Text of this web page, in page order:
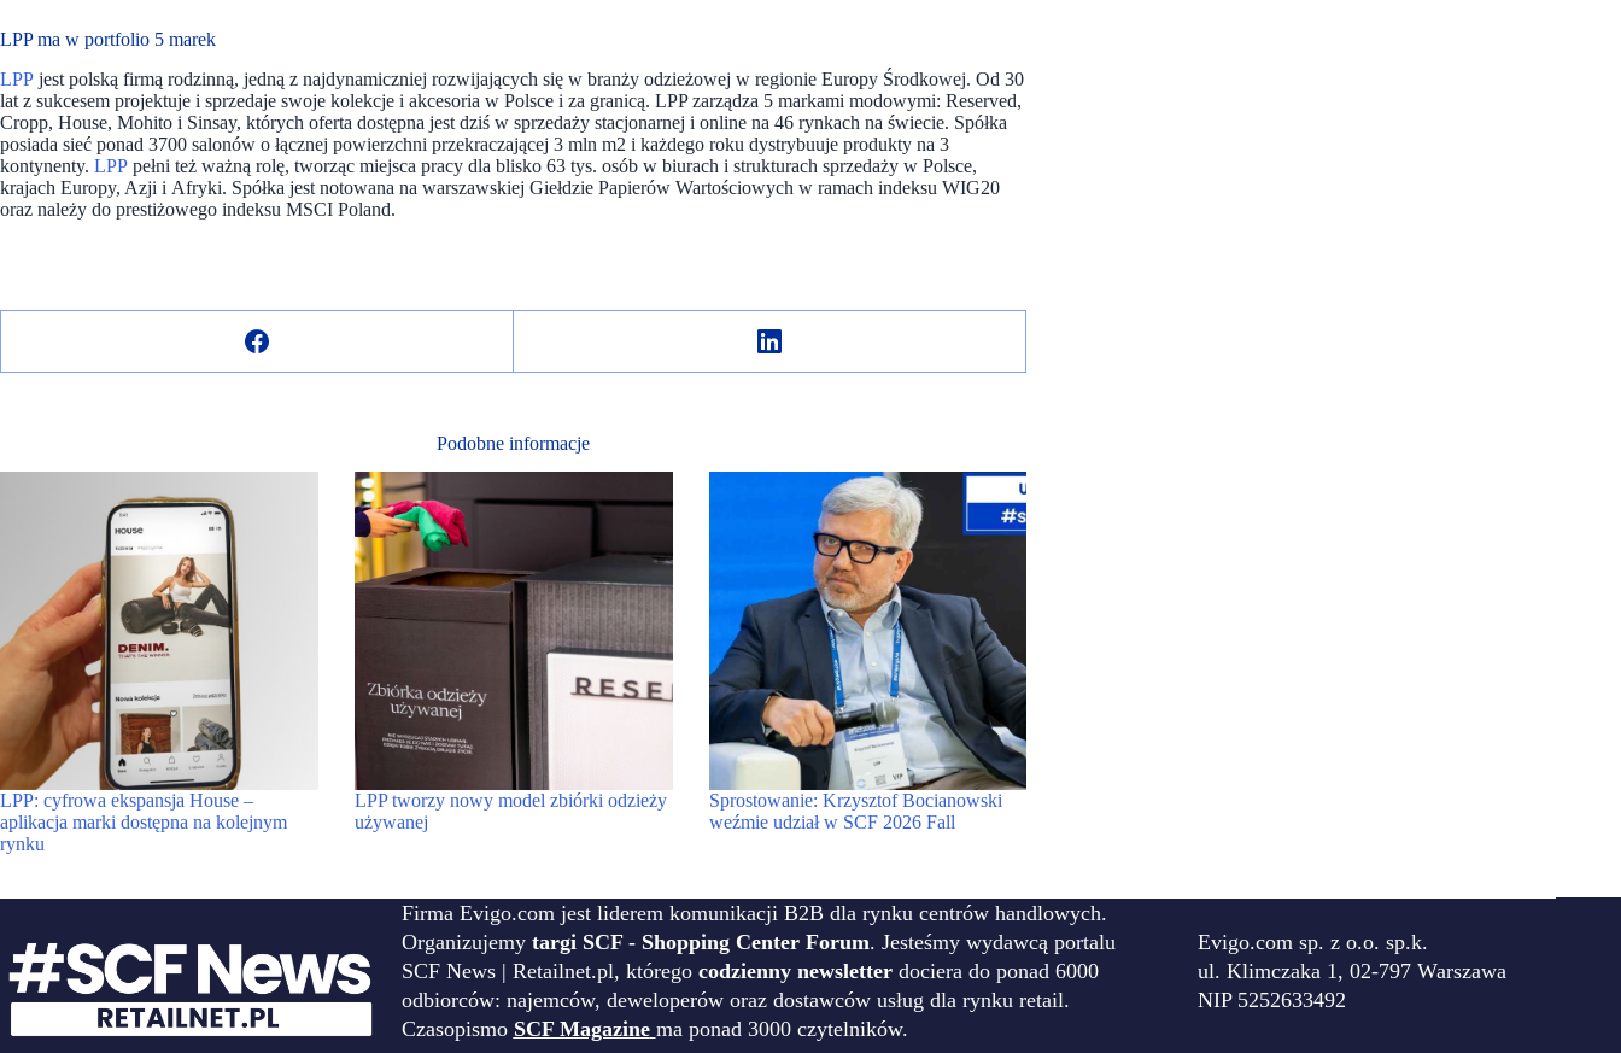
LPP ma w portfolio 5 marek
LPP jest polską firmą rodzinną, jedną z najdynamiczniej rozwijających się w branży odzieżowej w regionie Europy Środkowej. Od 30
lat z sukcesem projektuje i sprzedaje swoje kolekcje i akcesoria w Polsce i za granicą. LPP zarządza 5 markami modowymi: Reserved,
Cropp, House, Mohito i Sinsay, których oferta dostępna jest dziś w sprzedaży stacjonarnej i online na 46 rynkach na świecie. Spółka
posiada sieć ponad 3700 salonów o łącznej powierzchni przekraczającej 3 mln m2 i każdego roku dystrybuuje produkty na 3
kontynenty. LPP pełni też ważną rolę, tworząc miejsca pracy dla blisko 63 tys. osób w biurach i strukturach sprzedaży w Polsce,
krajach Europy, Azji i Afryki. Spółka jest notowana na warszawskiej Giełdzie Papierów Wartościowych w ramach indeksu WIG20
oraz należy do prestiżowego indeksu MSCI Poland.
Podobne informacje
LPP: cyfrowa ekspansja House –
aplikacja marki dostępna na kolejnym
rynku
LPP tworzy nowy model zbiórki odzieży
używanej
Sprostowanie: Krzysztof Bocianowski
weźmie udział w SCF 2026 Fall
Firma Evigo.com jest liderem komunikacji B2B dla rynku centrów handlowych.
Organizujemy targi SCF - Shopping Center Forum. Jesteśmy wydawcą portalu
SCF News | Retailnet.pl, którego codzienny newsletter dociera do ponad 6000
odbiorców: najemców, deweloperów oraz dostawców usług dla rynku retail.
Czasopismo SCF Magazine ma ponad 3000 czytelników.
Evigo.com sp. z o.o. sp.k.
ul. Klimczaka 1, 02-797 Warszawa
NIP 5252633492